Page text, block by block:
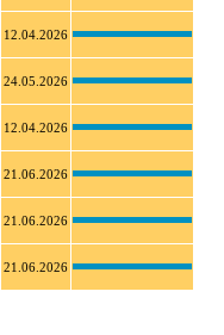
12.04.2026
24.05.2026
12.04.2026
21.06.2026
21.06.2026
21.06.2026